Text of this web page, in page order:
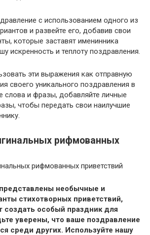
с использованием одного из
и развейте его, добавив свои
которые заставят именинника
искренность и теплоту поздравления.
эти выражения как отправную
своего уникального поздравления в
слова и фразы, добавляйте личные
чтобы передать свои наилучшие
рифмованных
необычные и
стихотворных приветствий,
создать особый праздник для
уверены, что ваше поздравление
среди других. Используйте нашу